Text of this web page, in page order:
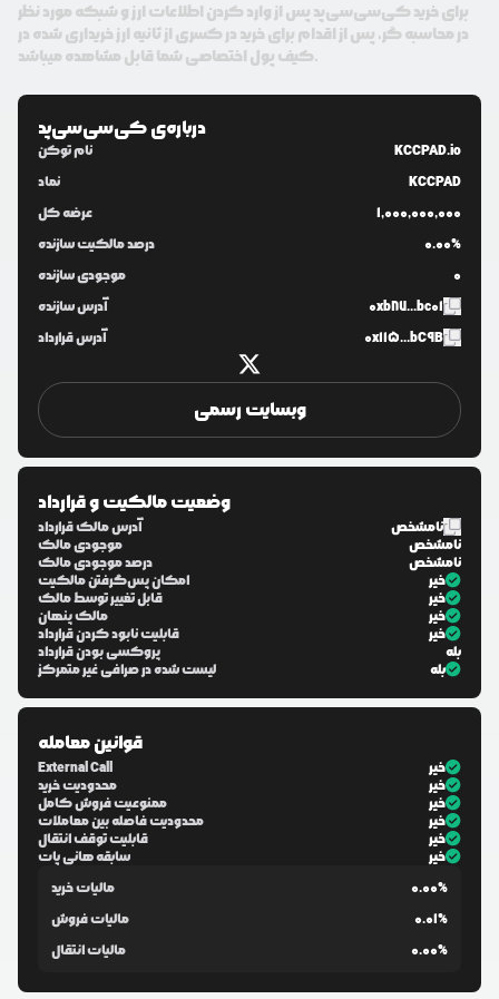
برای خرید کی‌سی‌سی‌پد پس از وارد کردن اطلاعات ارز و شبکه مورد نظر
در محاسبه گر، پس از اقدام برای خرید در کسری از ثانیه ارز خریداری شده در
کیف پول اختصاصی شما قابل مشاهده میباشد.
درباره‌یکی‌سی‌سی‌پد
نام توکن
KCCPAD.io
نماد
KCCPAD
عرضه کل
1,000,000,000
درصد مالکیت سازنده
0.00%
موجودی سازنده
0
آدرس سازنده
0xb87...bc01
آدرس قرارداد
0x115...bC9B
وبسایت رسمی
وضعیت مالکیت و قرارداد
آدرس مالک قرارداد
نامشخص
موجودی مالک
نامشخص
درصد موجودی مالک
نامشخص
امکان پس‌گرفتن مالکیت
خیر
قابل تغییر توسط مالک
خیر
مالک پنهان
خیر
قابلیت نابود کردن قرارداد
خیر
پروکسی بودن قرارداد
بله
لیست شده در صرافی غیر متمرکز
بله
قوانین معامله
External Call
خیر
محدودیت خرید
خیر
ممنوعیت فروش کامل
خیر
محدودیت فاصله بین معاملات
خیر
قابلیت توقف انتقال
خیر
سابقه هانی پات
خیر
مالیات خرید
0.00%
مالیات فروش
0.01%
مالیات انتقال
0.00%